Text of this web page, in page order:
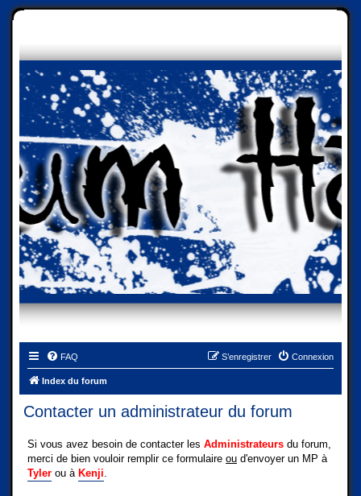
FAQ Connexion
S’enregistrer
Index du forum
Contacter un administrateur du forum
Si vous avez besoin de contacter les Administrateurs du forum,
merci de bien vouloir remplir ce formulaire ou d'envoyer un MP à
Tyler ou à Kenji.